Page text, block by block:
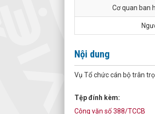
Cơ quan ban
Nội dung
Vụ Tổ chức cán bộ trân
Tệp đính kèm:
Công văn số 388/TCCB